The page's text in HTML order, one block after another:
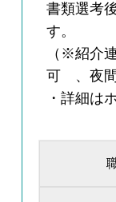
書類選考
す。
（※紹介
可 、夜間
・詳細は